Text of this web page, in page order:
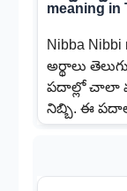
meaning in
Nibba
అర్థాలు
పదాల్లో చాలా
నిబ్బి. ఈ